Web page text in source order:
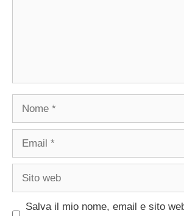
Salva il mio nome, email e sito